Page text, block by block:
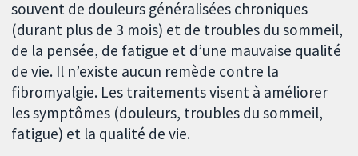
souvent de douleurs généralisées chroniques
(durant plus de 3 mois) et de troubles du sommeil,
de la pensée, de fatigue et d’une mauvaise qualité
de vie. Il n’existe aucun remède contre la
fibromyalgie. Les traitements visent à améliorer
les symptômes (douleurs, troubles du sommeil,
fatigue) et la qualité de vie.